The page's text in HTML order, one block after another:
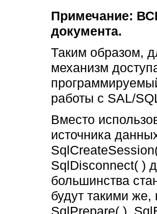
Примечание:
документа.
Таким образом,
механизм
работы с SAL/
Вместо
источника
SqlDisconnect( )
большинства
будут такими
SqlPrepare( ),